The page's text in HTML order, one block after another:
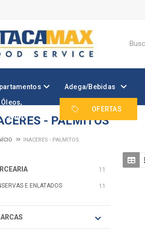
Adega/Bebidas
Óleos,
OFERTAS
- PALMITOS
INACERES - PALMITOS
11
E ENLATADOS 11